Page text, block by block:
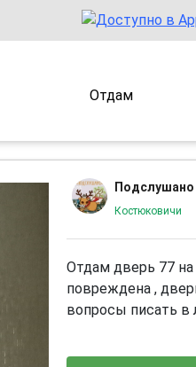
Отдам
Костюковичи
Отдам дверь 77
повреждена ,
вопросы писать в